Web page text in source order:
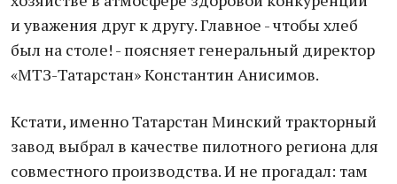
и уважения друг к другу. Главное - чтобы хлеб
был на столе! - поясняет генеральный директор
«МТЗ-Татарстан» Константин Анисимов.
Кстати, именно Татарстан Минский тракторный
завод выбрал в качестве пилотного региона для
совместного производства. И не прогадал: там